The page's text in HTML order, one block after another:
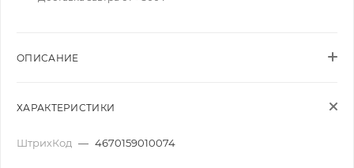
ОПИСАНИЕ
ХАРАКТЕРИСТИКИ
ШтрихКод — 4670159010074